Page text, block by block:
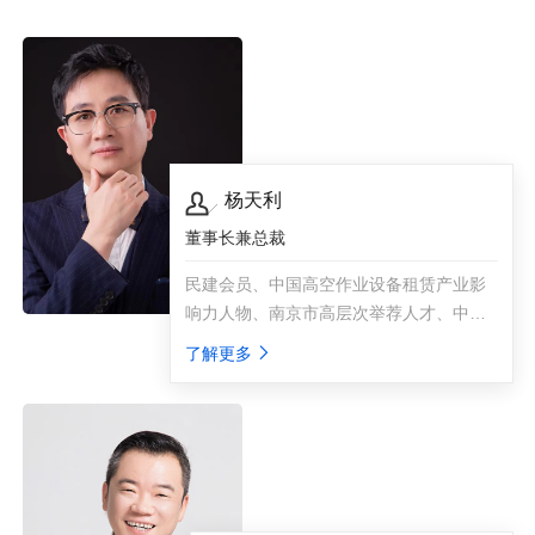
杨天利
董事长兼总裁
民建会员、中国高空作业设备租赁产业影
响力人物、南京市高层次举荐人才、中国
产业互联网杰出CEO、紫金山英才先锋计
行业巨大的潜力，埋下创业的种子。
了解更多